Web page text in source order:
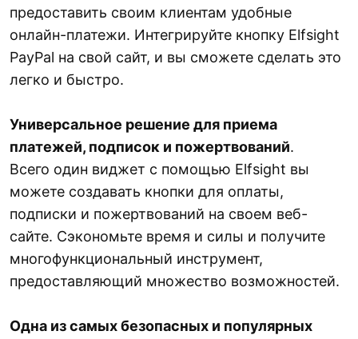
предоставить своим клиентам удобные
онлайн-платежи. Интегрируйте кнопку Elfsight
PayPal на свой сайт, и вы сможете сделать это
легко и быстро.
Универсальное решение для приема
платежей, подписок и пожертвований.
Всего один виджет с помощью Elfsight вы
можете создавать кнопки для оплаты,
подписки и пожертвований на своем веб-
сайте. Сэкономьте время и силы и получите
многофункциональный инструмент,
предоставляющий множество возможностей.
Одна из самых безопасных и популярных